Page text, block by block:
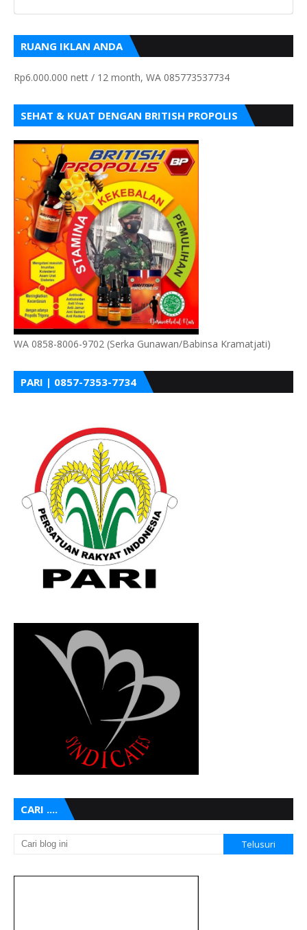
RUANG IKLAN ANDA
Rp6.000.000 nett / 12 month, WA 085773537734
SEHAT & KUAT DENGAN BRITISH PROPOLIS
WA 0858-8006-9702 (Serka Gunawan/Babinsa Kramatjati)
PARI | 0857-7353-7734
CARI ....